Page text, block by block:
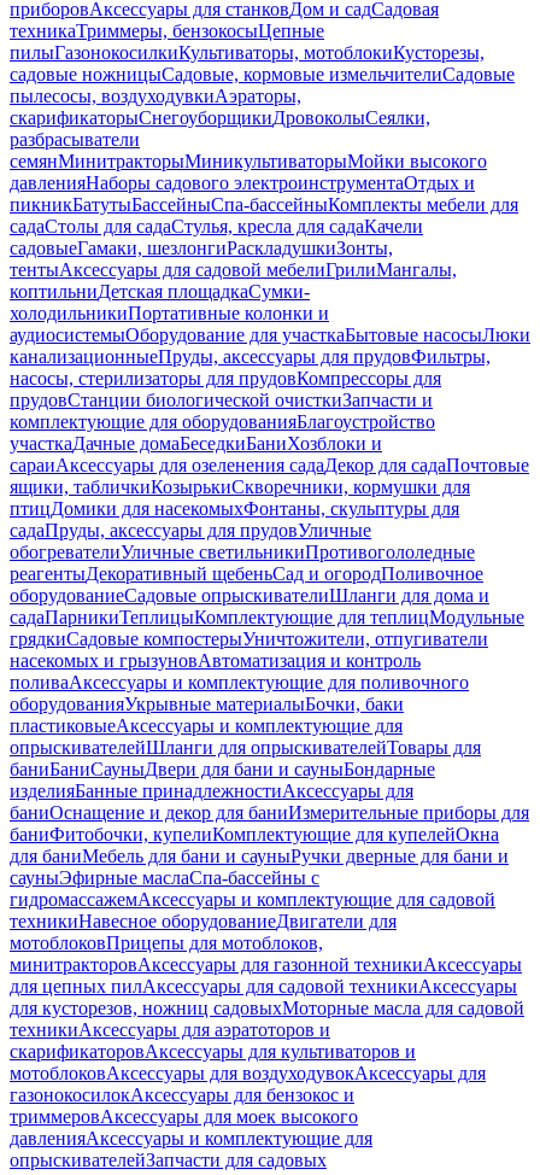
приборовАксессуары для станковДом и садСадовая
техникаТриммеры, бензокосыЦепные
пилыГазонокосилкиКультиваторы, мотоблокиКусторезы,
садовые ножницыСадовые, кормовые измельчителиСадовые
пылесосы, воздуходувкиАэраторы,
скарификаторыСнегоуборщикиДровоколыСеялки,
разбрасыватели
семянМинитракторыМиникультиваторыМойки высокого
давленияНаборы садового электроинструментаОтдых и
пикникБатутыБассейныСпа-бассейныКомплекты мебели для
садаСтолы для садаСтулья, кресла для садаКачели
садовыеГамаки, шезлонгиРаскладушкиЗонты,
тентыАксессуары для садовой мебелиГрилиМангалы,
коптильниДетская площадкаСумки-
холодильникиПортативные колонки и
аудиосистемыОборудование для участкаБытовые насосыЛюки
канализационныеПруды, аксессуары для прудовФильтры,
насосы, стерилизаторы для прудовКомпрессоры для
прудовСтанции биологической очисткиЗапчасти и
комплектующие для оборудованияБлагоустройство
участкаДачные домаБеседкиБаниХозблоки и
сараиАксессуары для озеленения садаДекор для садаПочтовые
ящики, табличкиКозырькиСкворечники, кормушки для
птицДомики для насекомыхФонтаны, скульптуры для
садаПруды, аксессуары для прудовУличные
обогревателиУличные светильникиПротивогололедные
реагентыДекоративный щебеньСад и огородПоливочное
оборудованиеСадовые опрыскивателиШланги для дома и
садаПарникиТеплицыКомплектующие для теплицМодульные
грядкиСадовые компостерыУничтожители, отпугиватели
насекомых и грызуновАвтоматизация и контроль
поливаАксессуары и комплектующие для поливочного
оборудованияУкрывные материалыБочки, баки
пластиковыеАксессуары и комплектующие для
опрыскивателейШланги для опрыскивателейТовары для
баниБаниСауныДвери для бани и сауныБондарные
изделияБанные принадлежностиАксессуары для
баниОснащение и декор для баниИзмерительные приборы для
баниФитобочки, купелиКомплектующие для купелейОкна
для баниМебель для бани и сауныРучки дверные для бани и
сауныЭфирные маслаСпа-бассейны с
гидромассажемАксессуары и комплектующие для садовой
техникиНавесное оборудованиеДвигатели для
мотоблоковПрицепы для мотоблоков,
минитракторовАксессуары для газонной техникиАксессуары
для цепных пилАксессуары для садовой техникиАксессуары
для кусторезов, ножниц садовыхМоторные масла для садовой
техникиАксессуары для аэратоторов и
скарификаторовАксессуары для культиваторов и
мотоблоковАксессуары для воздуходувокАксессуары для
газонокосилокАксессуары для бензокос и
триммеровАксессуары для моек высокого
давленияАксессуары и комплектующие для
опрыскивателейЗапчасти для садовых